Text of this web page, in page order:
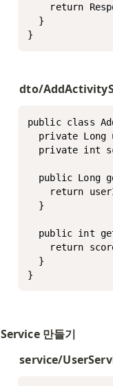
return
  }
}
dto/
public class
private Long
private int
public Long
return
  }
public int
return
  }
}
Service 만들기
service/